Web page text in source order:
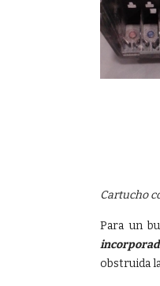
Cartucho
Para un
obstruida